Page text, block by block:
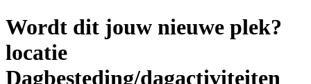
Wordt dit jouw nieuwe plek?
locatie
Dagbesteding/dagactiviteiten